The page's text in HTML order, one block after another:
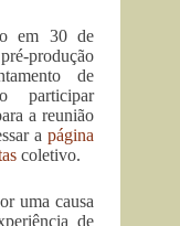
em 30 de
produção
de
participar
a reunião
apágina
coletivo.
uma causa
de